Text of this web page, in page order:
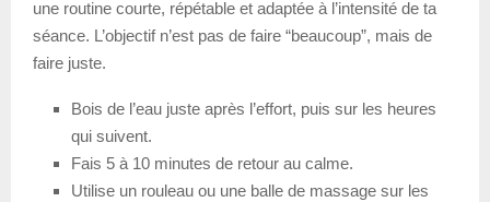
une routine courte, répétable et adaptée à l’intensité de ta
séance. L’objectif n’est pas de faire “beaucoup”, mais de
faire juste.
Bois de l’eau juste après l’effort, puis sur les heures
qui suivent.
Fais 5 à 10 minutes de retour au calme.
Utilise un rouleau ou une balle de massage sur les